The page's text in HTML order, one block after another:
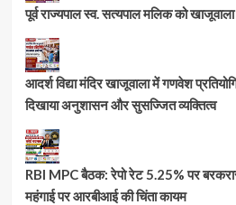
पूर्व राज्यपाल स्व. सत्यपाल मलिक को खाजूवाला
आदर्श विद्या मंदिर खाजूवाला में गणवेश
दिखाया अनुशासन और सुसज्जित व्यक्तित्व
RBI MPC बैठक: रेपो रेट 5.25% पर
महंगाई पर आरबीआई की चिंता कायम